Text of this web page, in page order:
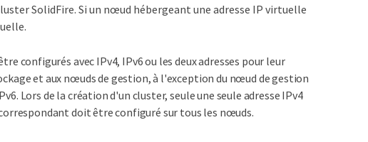
SolidFire. Si un nœud hébergeant une adresse IP virtuelle
configurés avec IPv4, IPv6 ou les deux adresses pour leur
et aux nœuds de gestion, à l'exception du nœud de gestion
Lors de la création d'un cluster, seule une seule adresse IPv4
doit être configuré sur tous les nœuds.